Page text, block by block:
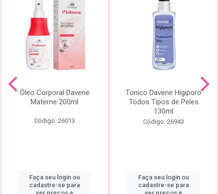
Óleo Corporal Davene
Materne 200ml
Código: 26013
Faça seu login ou
cadastre-se para
Tonico Davene Higiporo
Todos Tipos de Peles
130ml
Código: 26943
Faça seu login ou
cadastre-se para